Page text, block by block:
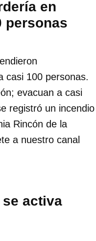
en
personas
casi 100 personas.
evacuan a casi
registró un incendio
Rincón de la
a nuestro canal
activa